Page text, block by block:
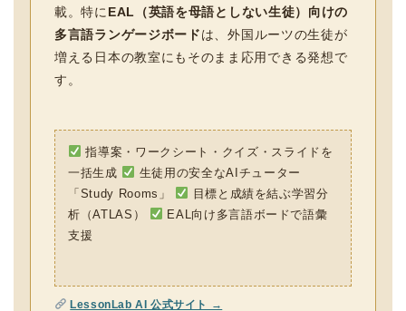
載。特に EAL（英語を母語としない生徒）向けの
多言語ランゲージボードは、外国ルーツの生徒が
増える日本の教室にもそのまま応用できる発想で
す。
指導案・ワークシート・クイズ・スライドを
一括生成
生徒用の安全なAIチューター
「Study Rooms」
目標と成績を結ぶ学習分
析（ATLAS）
EAL向け多言語ボードで語彙
支援
LessonLab AI 公式サイト →